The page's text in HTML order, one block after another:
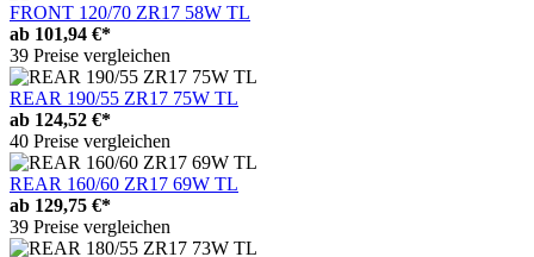
FRONT 120/70 ZR17 58W TL
ab 101,94 €*
39 Preise vergleichen
REAR 190/55 ZR17 75W TL
ab 124,52 €*
40 Preise vergleichen
REAR 160/60 ZR17 69W TL
ab 129,75 €*
39 Preise vergleichen